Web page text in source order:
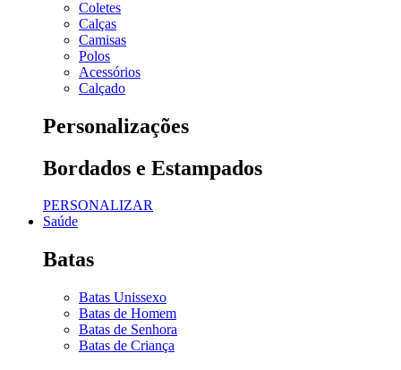
Coletes
Calças
Camisas
Polos
Acessórios
Calçado
Personalizações
Bordados e Estampados
PERSONALIZAR
Saúde
Batas
Batas Unissexo
Batas de Homem
Batas de Senhora
Batas de Criança